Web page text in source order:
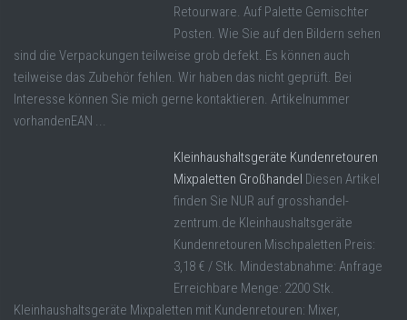
Retourware. Auf Palette Gemischter
Posten. Wie Sie auf den Bildern sehen
sind die Verpackungen teilweise grob defekt. Es können auch
teilweise das Zubehör fehlen. Wir haben das nicht geprüft. Bei
Interesse können Sie mich gerne kontaktieren. Artikelnummer
vorhandenEAN ...
Kleinhaushaltsgeräte Kundenretouren
Mixpaletten Großhandel Diesen Artikel
finden Sie NUR auf grosshandel-
zentrum.de Kleinhaushaltsgeräte
Kundenretouren Mischpaletten Preis:
3,18 € / Stk. Mindestabnahme: Anfrage
Erreichbare Menge: 2200 Stk.
Kleinhaushaltsgeräte Mixpaletten mit Kundenretouren: Mixer,